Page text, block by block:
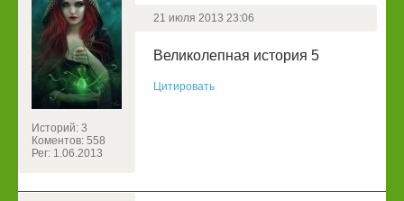
Историй: 3
Коментов: 558
Рег: 1.06.2013
21 июля 2013 23:06
Великолепная история 5
Цитировать